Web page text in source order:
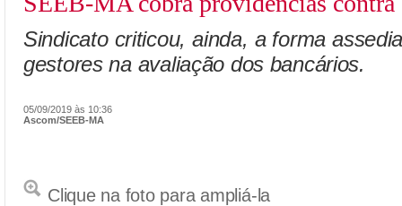
Sindicato criticou, ainda, a forma
gestores na avaliação dos bancários.
05/09/2019 às 10:36
Ascom/SEEB-MA
Clique na foto para ampliá-la